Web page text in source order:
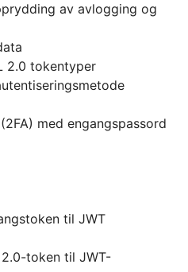
av avlogging og
2.0 tokentyper
med engangspassord
til JWT
token til JWT-